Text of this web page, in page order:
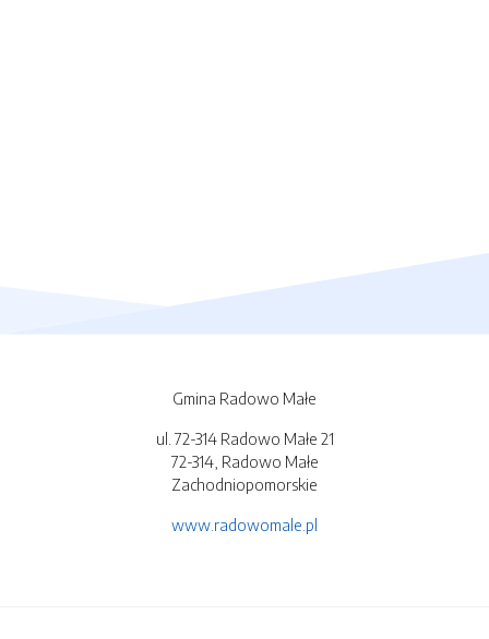
Gmina Radowo Małe
ul. 72-314 Radowo Małe 21
72-314, Radowo Małe
Zachodniopomorskie
www.radowomale.pl